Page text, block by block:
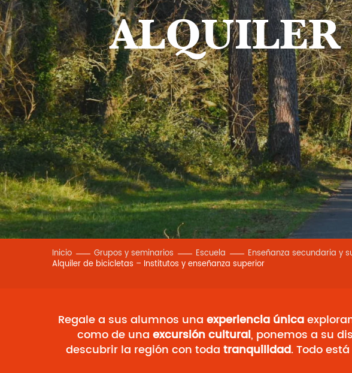
Inicio Grupos y seminarios Escuela Enseñanza secundaria y
Alquiler de bicicletas – Institutos y enseñanza superior
Regale a sus alumnos una experiencia única
como de una excursión cultural, ponemos a su
descubrir la región con toda tranquilidad. Todo